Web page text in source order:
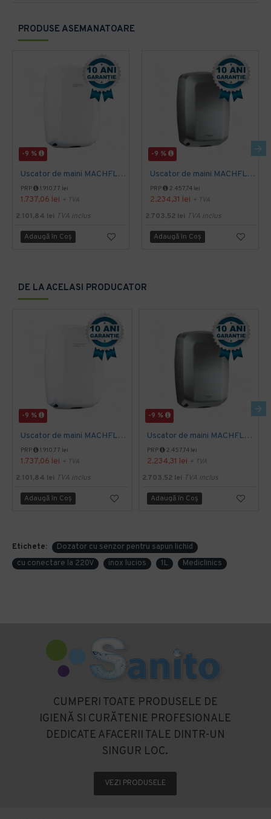
PRODUSE ASEMANATOARE
-9 %
Uscator de maini MACHFLOW, gama Eco, actionare cu senzor, Mediclinics
PRP 1.910,77 lei
1.737,06 lei + TVA
2.101,84 lei TVA inclus
Adaugă în Coş
-9 %
Uscator de maini MACHFLOW, actionare cu senzor, gama ECO, Mediclinics
PRP 2.457,74 lei
2.234,31 lei + TVA
2.703,52 lei TVA inclus
Adaugă în Coş
DE LA ACELASI PRODUCATOR
-9 %
Uscator de maini MACHFLOW, gama Eco, actionare cu senzor, Mediclinics
PRP 1.910,77 lei
1.737,06 lei + TVA
2.101,84 lei TVA inclus
Adaugă în Coş
-9 %
Uscator de maini MACHFLOW, actionare cu senzor, gama ECO, Mediclinics
PRP 2.457,74 lei
2.234,31 lei + TVA
2.703,52 lei TVA inclus
Adaugă în Coş
Etichete:
Dozator cu senzor pentru sapun lichid
cu conectare la 220V
inox lucios 1L Mediclinics
CUMPERI TOATE PRODUSELE DE
IGIENĂ SI CURĂTENIE PROFESIONALE
DEDICATE AFACERII TALE DINTR-UN
SINGUR LOC.
VEZI PRODUSELE